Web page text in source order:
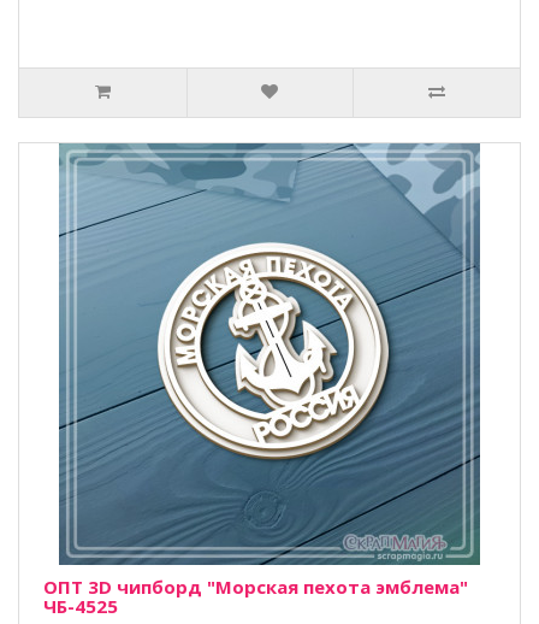
ОПТ 3D чипборд "Морская пехота эмблема"
ЧБ-4525